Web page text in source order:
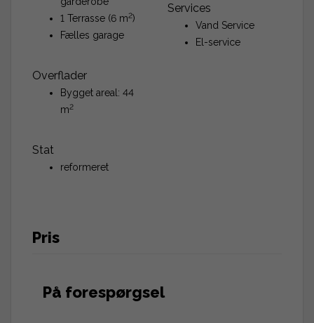
1 Terrasse (6 m2)
Fælles garage
Overflader
Bygget areal: 44
m2
Stat
reformeret
Services
Vand Service
El-service
Pris
På forespørgsel